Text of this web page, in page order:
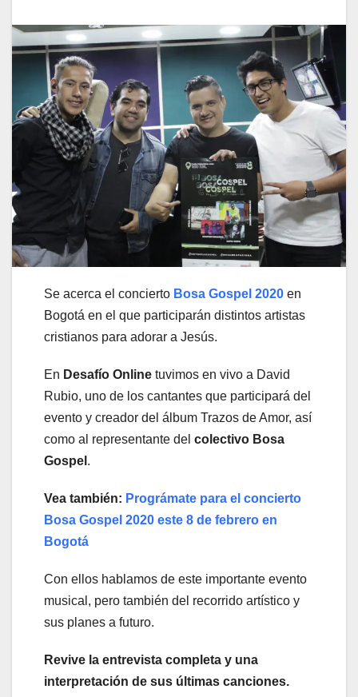
Se acerca el concierto Bosa Gospel 2020 en
Bogotá en el que participarán distintos artistas
cristianos para adorar a Jesús.
En Desafío Online tuvimos en vivo a David
Rubio, uno de los cantantes que participará del
evento y creador del álbum Trazos de Amor, así
como al representante del colectivo Bosa
Gospel .
Vea también: Prográmate para el concierto
Bosa Gospel 2020 este 8 de febrero en
Bogotá
Con ellos hablamos de este importante evento
musical, pero también del recorrido artístico y
sus planes a futuro.
Revive la entrevista completa y una
interpretación de sus últimas canciones.